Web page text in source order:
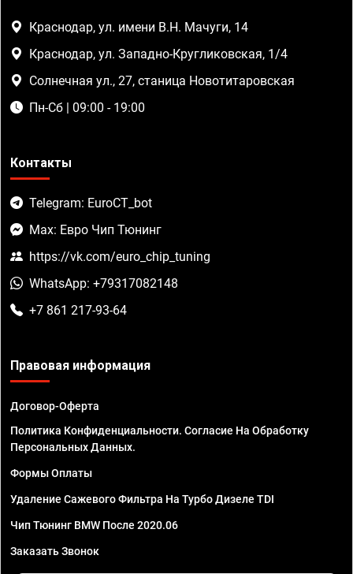
Краснодар, ул. имени В.Н. Мачуги, 14
Краснодар, ул. Западно-Кругликовская, 1/4
Солнечная ул., 27, станица Новотитаровская
Пн-Сб | 09:00 - 19:00
Контакты
Telegram: EuroCT_bot
Max: Евро Чип Тюнинг
https://vk.com/euro_chip_tuning
WhatsApp: +79317082148
+7 861 217-93-64
Правовая информация
Договор-Оферта
Политика Конфиденциальности. Согласие На Обработку
Персональных Данных.
Формы Оплаты
Удаление Сажевого Фильтра На Турбо Дизеле TDI
Чип Тюнинг BMW После 2020.06
Заказать Звонок